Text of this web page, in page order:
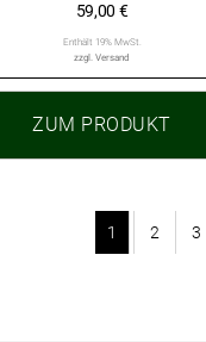
59,00 €
Enthält 19% MwSt.
zzgl.Versand
ZUM PRODUKT
1 2 3